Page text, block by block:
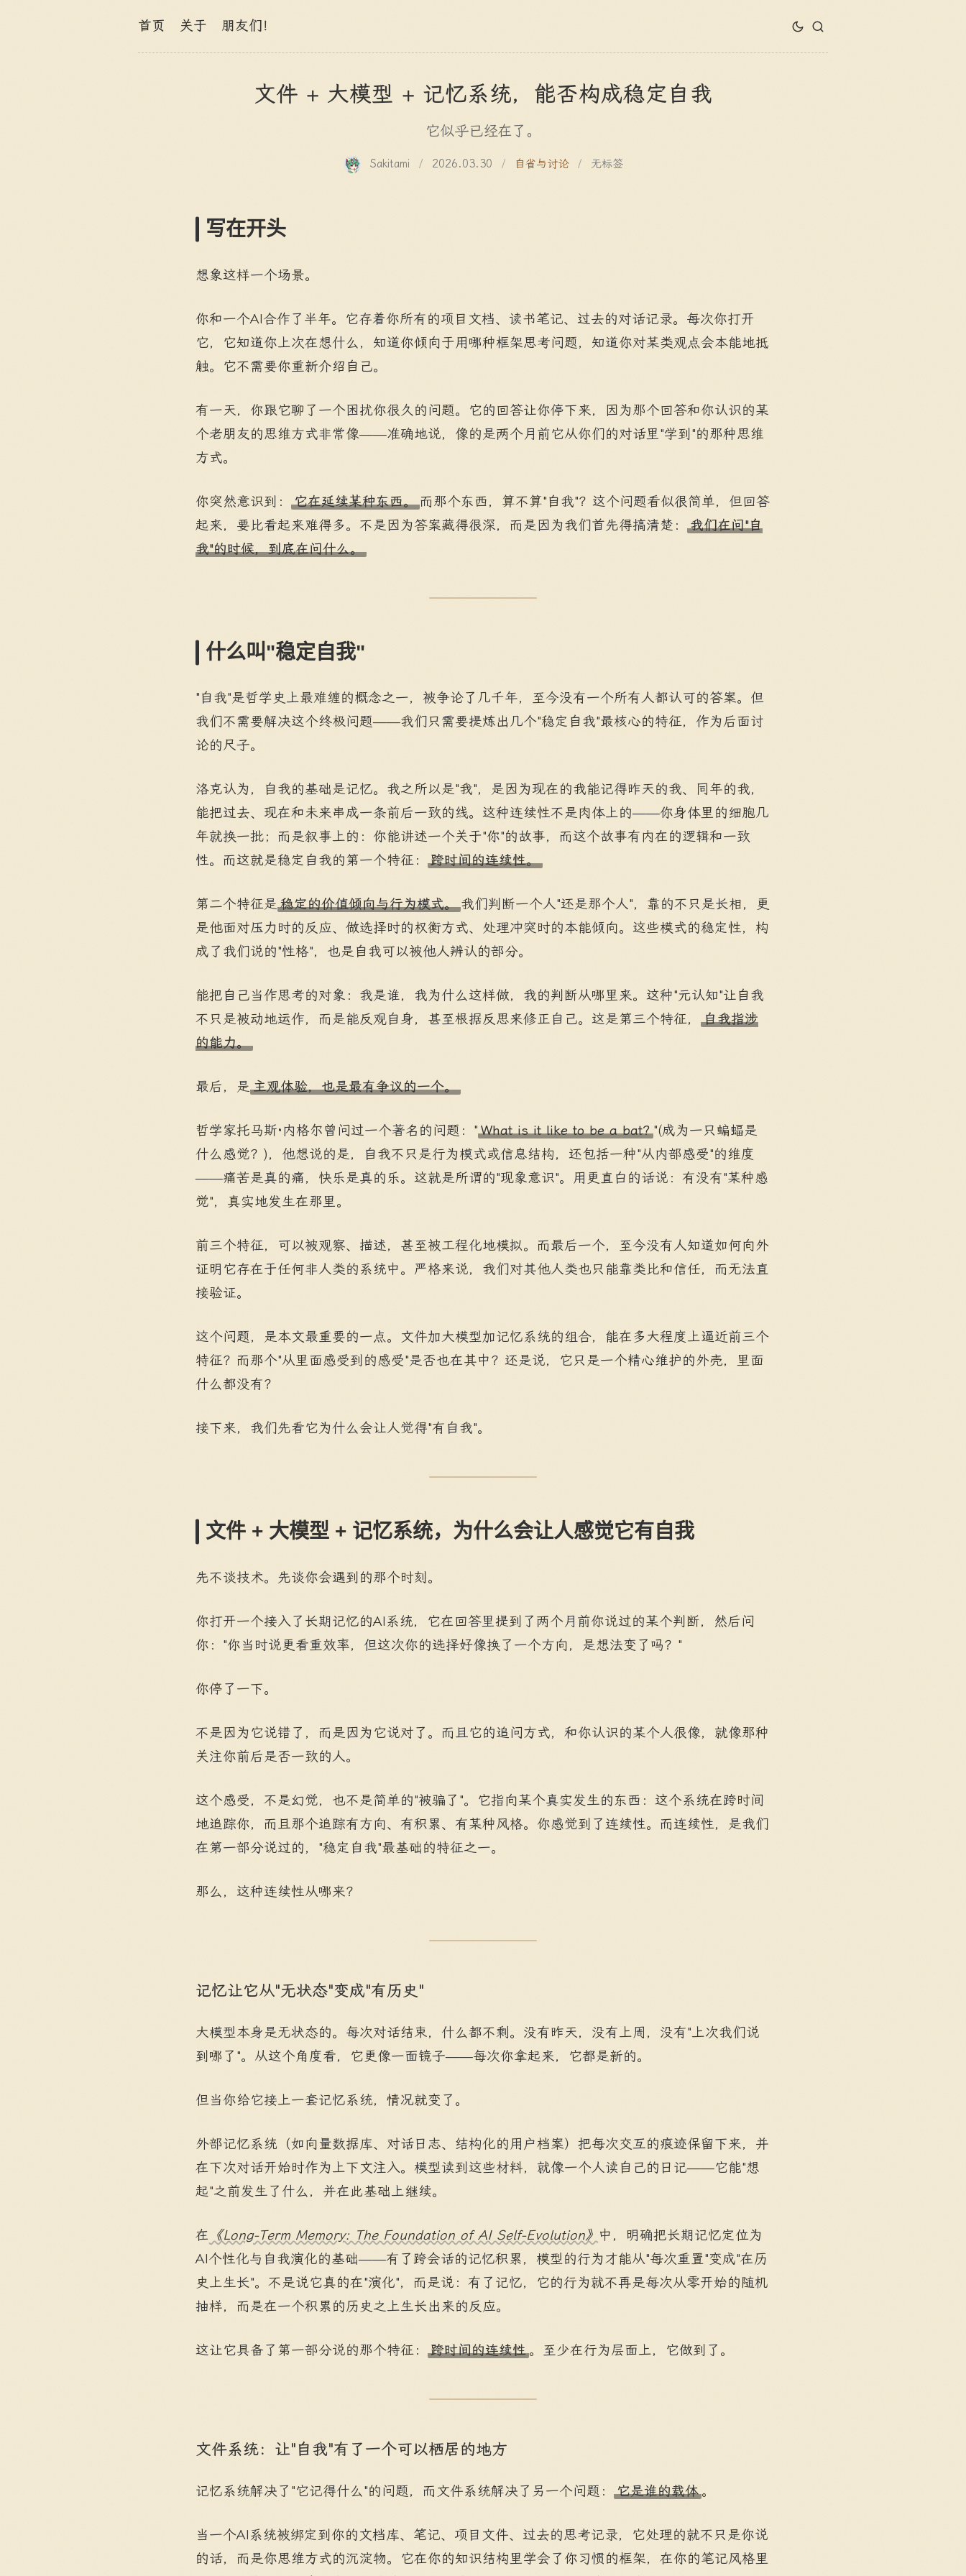
首页 关于 朋友们！
文件 + 大模型 + 记忆系统，能否构成稳定自我
它似乎已经在了。
Sakitami / 2026.03.30 / 自省与讨论 / 无标签
写在开头
想象这样一个场景。
你和一个AI合作了半年。它存着你所有的项目文档、读书笔记、过去的对话记录。每次你打开
它，它知道你上次在想什么，知道你倾向于用哪种框架思考问题，知道你对某类观点会本能地抵
触。它不需要你重新介绍自己。
有一天，你跟它聊了一个困扰你很久的问题。它的回答让你停下来，因为那个回答和你认识的某
个老朋友的思维方式非常像——准确地说，像的是两个月前它从你们的对话里"学到"的那种思维
方式。
你突然意识到： 它在延续某种东西。 而那个东西，算不算"自我"？这个问题看似很简单，但回答
起来，要比看起来难得多。不是因为答案藏得很深，而是因为我们首先得搞清楚：
我们在问"自
我"的时候，到底在问什么。
什么叫"稳定自我"
"自我"是哲学史上最难缠的概念之一，被争论了几千年，至今没有一个所有人都认可的答案。但
我们不需要解决这个终极问题——我们只需要提炼出几个"稳定自我"最核心的特征，作为后面讨
论的尺子。
洛克认为，自我的基础是记忆。我之所以是"我"，是因为现在的我能记得昨天的我、同年的我，
能把过去、现在和未来串成一条前后一致的线。这种连续性不是肉体上的——你身体里的细胞几
年就换一批；而是叙事上的：你能讲述一个关于"你"的故事，而这个故事有内在的逻辑和一致
性。而这就是稳定自我的第一个特征：
跨时间的连续性。
第二个特征是 稳定的价值倾向与行为模式。 我们判断一个人"还是那个人"，靠的不只是长相，更
是他面对压力时的反应、做选择时的权衡方式、处理冲突时的本能倾向。这些模式的稳定性，构
成了我们说的"性格"，也是自我可以被他人辨认的部分。
能把自己当作思考的对象：我是谁，我为什么这样做，我的判断从哪里来。这种"元认知"让自我
不只是被动地运作，而是能反观自身，甚至根据反思来修正自己。这是第三个特征，
自我指涉
的能力。
最后，是 主观体验，也是最有争议的一个。
哲学家托马斯·内格尔曾问过一个著名的问题：" What is it like to be a bat? "(成为一只蝙蝠是
什么感觉？)，他想说的是，自我不只是行为模式或信息结构，还包括一种"从内部感受"的维度
——痛苦是真的痛，快乐是真的乐。这就是所谓的"现象意识"。用更直白的话说：有没有"某种感
觉"，真实地发生在那里。
前三个特征，可以被观察、描述，甚至被工程化地模拟。而最后一个，至今没有人知道如何向外
证明它存在于任何非人类的系统中。严格来说，我们对其他人类也只能靠类比和信任，而无法直
接验证。
这个问题，是本文最重要的一点。文件加大模型加记忆系统的组合，能在多大程度上逼近前三个
特征？而那个"从里面感受到的感受"是否也在其中？还是说，它只是一个精心维护的外壳，里面
什么都没有？
接下来，我们先看它为什么会让人觉得"有自我"。
文件 + 大模型 + 记忆系统，为什么会让人感觉它有自我
先不谈技术。先谈你会遇到的那个时刻。
你打开一个接入了长期记忆的AI系统，它在回答里提到了两个月前你说过的某个判断，然后问
你："你当时说更看重效率，但这次你的选择好像换了一个方向，是想法变了吗？"
你停了一下。
不是因为它说错了，而是因为它说对了。而且它的追问方式，和你认识的某个人很像，就像那种
关注你前后是否一致的人。
这个感受，不是幻觉，也不是简单的"被骗了"。它指向某个真实发生的东西：这个系统在跨时间
地追踪你，而且那个追踪有方向、有积累、有某种风格。你感觉到了连续性。而连续性，是我们
在第一部分说过的，"稳定自我"最基础的特征之一。
那么，这种连续性从哪来？
记忆让它从"无状态"变成"有历史"
大模型本身是无状态的。每次对话结束，什么都不剩。没有昨天，没有上周，没有"上次我们说
到哪了"。从这个角度看，它更像一面镜子——每次你拿起来，它都是新的。
但当你给它接上一套记忆系统，情况就变了。
外部记忆系统（如向量数据库、对话日志、结构化的用户档案）把每次交互的痕迹保留下来，并
在下次对话开始时作为上下文注入。模型读到这些材料，就像一个人读自己的日记——它能"想
起"之前发生了什么，并在此基础上继续。
在 《Long-Term Memory: The Foundation of AI Self-Evolution》 中，明确把长期记忆定位为
AI个性化与自我演化的基础——有了跨会话的记忆积累，模型的行为才能从"每次重置"变成"在历
史上生长"。不是说它真的在"演化"，而是说：有了记忆，它的行为就不再是每次从零开始的随机
抽样，而是在一个积累的历史之上生长出来的反应。
这让它具备了第一部分说的那个特征： 跨时间的连续性 。至少在行为层面上，它做到了。
文件系统：让"自我"有了一个可以栖居的地方
记忆系统解决了"它记得什么"的问题，而文件系统解决了另一个问题： 它是谁的载体 。
当一个AI系统被绑定到你的文档库、笔记、项目文件、过去的思考记录，它处理的就不只是你说
的话，而是你思维方式的沉淀物。它在你的知识结构里学会了你习惯的框架，在你的笔记风格里